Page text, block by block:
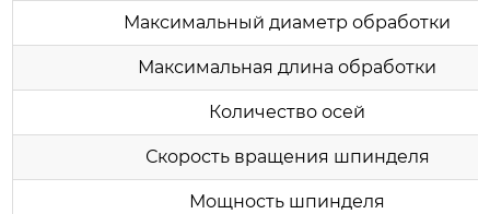
Максимальный диаметр обработки
Максимальная длина обработки
Количество осей
Скорость вращения шпинделя
Мощность шпинделя